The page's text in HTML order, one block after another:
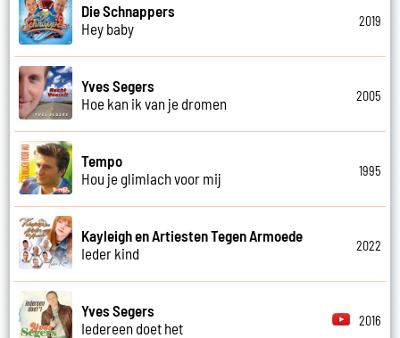
Die Schnappers
Hey baby
2019
Yves Segers
Hoe kan ik van je dromen
2005
Tempo
Hou je glimlach voor mij
1995
Kayleigh en Artiesten Tegen Armoede
Ieder kind
2022
Yves Segers
Iedereen doet het
2016